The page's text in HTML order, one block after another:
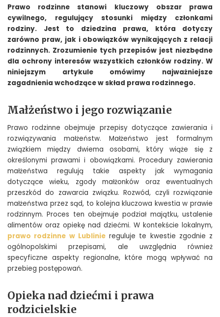
Prawo rodzinne stanowi kluczowy obszar prawa
cywilnego, regulujący stosunki między członkami
rodziny. Jest to dziedzina prawa, która dotyczy
zarówno praw, jak i obowiązków wynikających z relacji
rodzinnych. Zrozumienie tych przepisów jest niezbędne
dla ochrony interesów wszystkich członków rodziny. W
niniejszym artykule omówimy najważniejsze
zagadnienia wchodzące w skład prawa rodzinnego.
Małżeństwo i jego rozwiązanie
Prawo rodzinne obejmuje przepisy dotyczące zawierania i
rozwiązywania małżeństw. Małżeństwo jest formalnym
związkiem między dwiema osobami, który wiąże się z
określonymi prawami i obowiązkami. Procedury zawierania
małżeństwa regulują takie aspekty jak wymagania
dotyczące wieku, zgody małżonków oraz ewentualnych
przeszkód do zawarcia związku. Rozwód, czyli rozwiązanie
małżeństwa przez sąd, to kolejna kluczowa kwestia w prawie
rodzinnym. Proces ten obejmuje podział majątku, ustalenie
alimentów oraz opiekę nad dziećmi. W kontekście lokalnym,
prawo rodzinne w Lubliniereguluje te kwestie zgodnie z
ogólnopolskimi przepisami, ale uwzględnia również
specyficzne aspekty regionalne, które mogą wpływać na
przebieg postępowań.
Opieka nad dziećmi i prawa
rodzicielskie